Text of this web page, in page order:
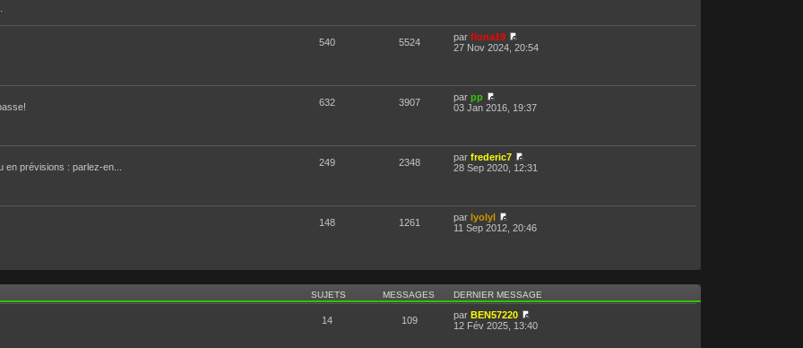
540 5524 parfiona19
27 Nov 2024, 20:54
632 3907 parpp
03 Jan 2016, 19:37
prévisions : parlez-en... 249 2348 parfrederic7
28 Sep 2020, 12:31
148 1261 parlyolyl
11 Sep 2012, 20:46
SUJETS MESSAGES DERNIER MESSAGE
14 109 parBEN57220
12 Fév 2025, 13:40